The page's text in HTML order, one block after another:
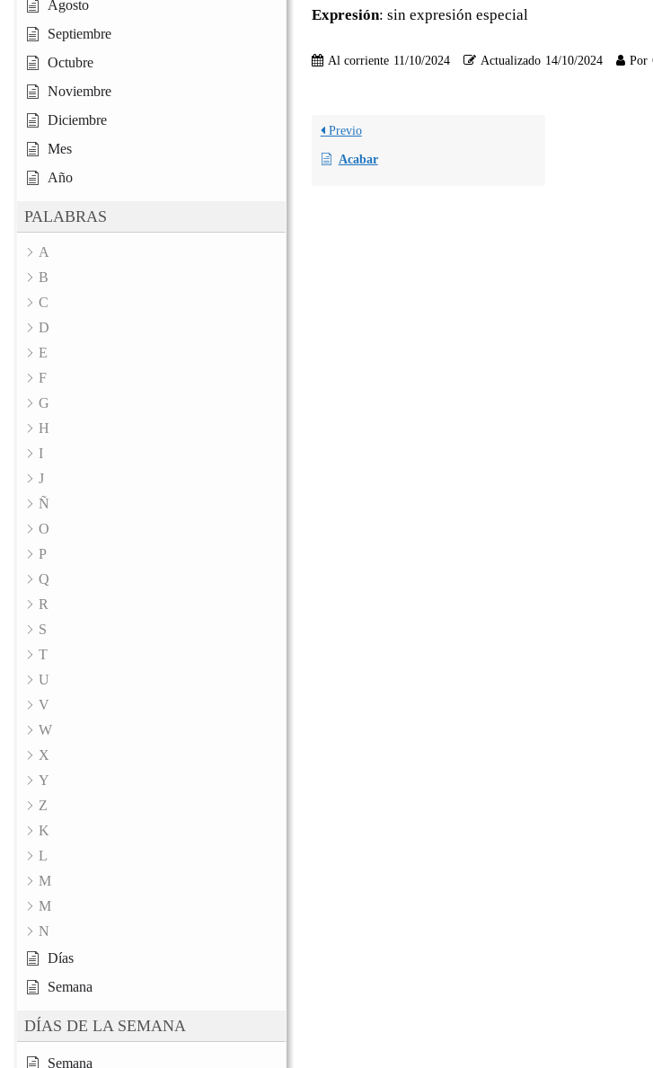
Agosto
Septiembre
Octubre
Noviembre
Diciembre
Mes
Año
PALABRAS
A
B
C
D
E
F
G
H
I
J
Ñ
O
P
Q
R
S
T
U
V
W
X
Y
Z
K
L
M
M
N
Días
Semana
DÍAS DE LA SEMANA
Semana
Expresión: sin expresión especial
Al corriente 11/10/2024 Actualizado 14/10/2024 Por
Previo
Acabar